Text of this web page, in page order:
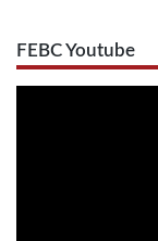
FEBC Youtube